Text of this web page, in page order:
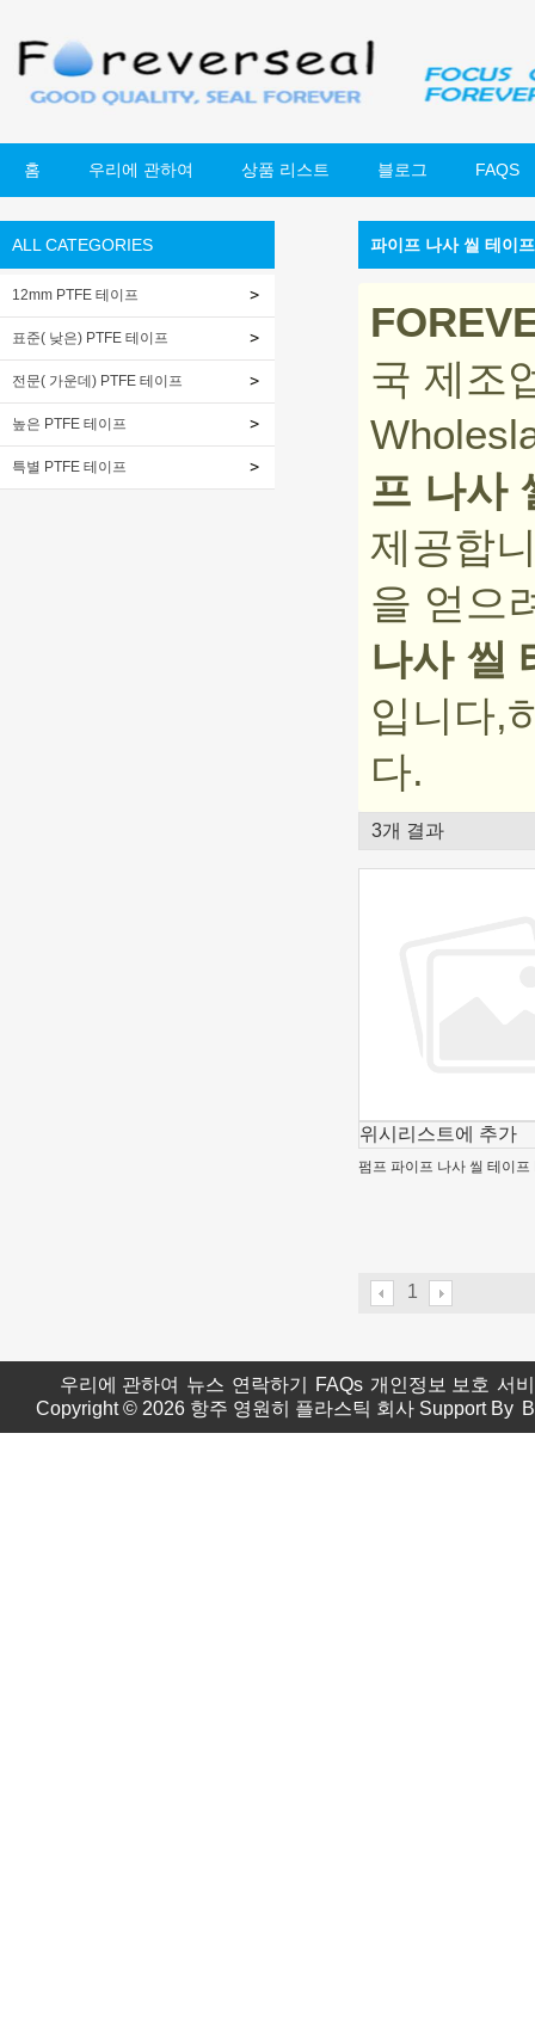
홈 우리에 관하여 상품 리스트 블로그 FAQS
ALL CATEGORIES
12mm PTFE 테이프
표준( 낮은) PTFE 테이프
전문( 가운데) PTFE 테이프
높은 PTFE 테이프
특별 PTFE 테이프
파이프 나사 씰 테이프
국 제조
프 나사
제공합
을 얻으
나사 씰
입니다,
다.
3개 결과
위시리스트에 추가
펌프 파이프 나사 씰 테이프
1
우리에 관하여 뉴스 연락하기 FAQs 개인정보 보호 서
Copyright © 2026 항주 영원히 플라스틱 회사 Support By